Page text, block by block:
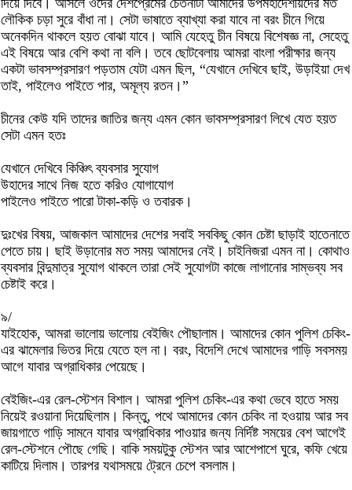
দিয়ে দিবে। আসলে ওদের দেশপ্রেমের চেতনাটা আমাদের উপমহাদেশীয়দের মত
লৌকিক চড়া সুরে বাঁধা না। সেটা ভাষাতে ব্যাখ্যা করা যাবে না বরং চীনে গিয়ে
অনেকদিন থাকলে হয়ত বোঝা যাবে। আমি যেহেতু চীন বিষয়ে বিশেষজ্ঞ না, সেহেতু
এই বিষয়ে আর বেশি কথা না বলি। তবে ছোটবেলায় আমরা বাংলা পরীক্ষার জন্য
একটা ভাবসম্প্রসারণ পড়তাম যেটা এমন ছিল, “যেখানে দেখিবে ছাই, উড়াইয়া দেখ
তাই, পাইলেও পাইতে পার, অমূল্য রতন।”
চীনের কেউ যদি তাদের জাতির জন্য এমন কোন ভাবসম্প্রসারণ লিখে যেত হয়ত
সেটা এমন হতঃ
যেখানে দেখিবে কিঞ্চিৎ ব্যবসার সুযোগ
উহাদের সাথে নিজ হতে করিও যোগাযোগ
পাইলেও পাইতে পারো টাকা-কড়ি ও তবারক।
দুঃখের বিষয়, আজকাল আমাদের দেশের সবাই সবকিছু কোন চেষ্টা ছাড়াই হাতেনাতে
পেতে চায়। ছাই উড়ানোর মত সময় আমাদের নেই। চাইনিজরা এমন না। কোথাও
ব্যবসার বিন্দুমাত্র সুযোগ থাকলে তারা সেই সুযোগটা কাজে লাগানোর সাম্ভব্য সব
চেষ্টাই করে।
৯/
যাইহোক, আমরা ভালোয় ভালোয় বেইজিং পৌছালাম। আমাদের কোন পুলিশ চেকিং-
এর ঝামেলার ভিতর দিয়ে যেতে হল না। বরং, বিদেশি দেখে আমাদের গাড়ি সবসময়
আগে যাবার অগ্রাধিকার পেয়েছে।
বেইজিং-এর রেল-স্টেশন বিশাল। আমরা পুলিশ চেকিং-এর কথা ভেবে হাতে সময়
নিয়েই রওয়ানা দিয়েছিলাম। কিন্তু, পথে আমাদের কোন চেকিং না হওয়ায় আর সব
জায়গাতে গাড়ি সামনে যাবার অগ্রাধিকার পাওয়ার জন্য নির্দিষ্ট সময়ের বেশ আগেই
রেল-স্টেশনে পৌছে গেছি। বাকি সময়টুকু স্টেশন আর আশেপাশে ঘুরে, কফি খেয়ে
কাটিয়ে দিলাম। তারপর যথাসময়ে ট্রেনে চেপে বসলাম।